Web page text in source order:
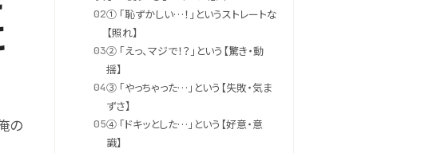
の
02① 「恥ずかしい…！」というストレートな
【照れ】
03② 「えっ、マジで！？」という【驚き・動
揺】
04③ 「やっちゃった…」という【失敗・気ま
ずさ】
05④ 「ドキッとした…」という【好意・意
識】